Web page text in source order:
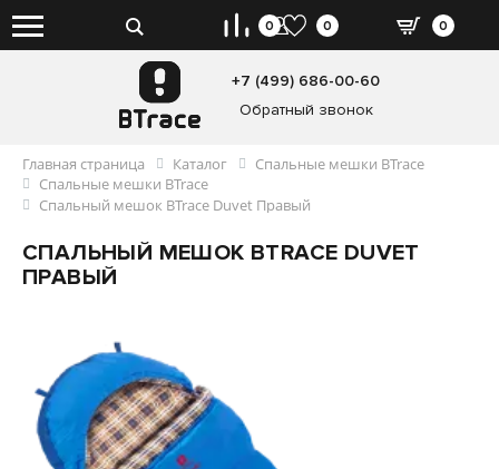
+7 (499) 686-00-60
Обратный звонок
0
0 0
Главная страница Каталог
Спальные мешки BTrace
Спальные мешки BTrace
Спальный мешок BTrace Duvet Правый
СПАЛЬНЫЙ МЕШОК BTRACE DUVET
ПРАВЫЙ